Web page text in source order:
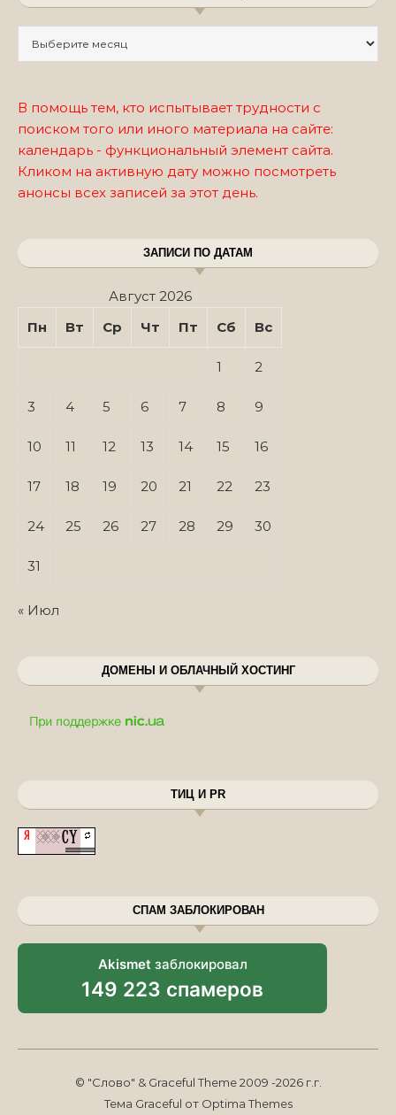
В помощь тем, кто испытывает трудности с
поиском того или иного материала на сайте:
календарь - функциональный элемент сайта.
Кликом на активную дату можно посмотреть
анонсы всех записей за этот день.
ЗАПИСИ ПО ДАТАМ
Август 2026
Пн
Вт Ср Чт Пт Сб Вс
1 2
3 4 5 6 7 8 9
10 11 12 13 14 15 16
17 18 19 20 21 22 23
24 25 26 27 28 29 30
31
« Июл
ДОМЕНЫ И ОБЛАЧНЫЙ ХОСТИНГ
ТИЦ И PR
СПАМ ЗАБЛОКИРОВАН
Akismet заблокировал
149 223 спамеров
© "Слово" & Graceful Theme 2009 -2026 г.г.
Тема Graceful от Optima Themes